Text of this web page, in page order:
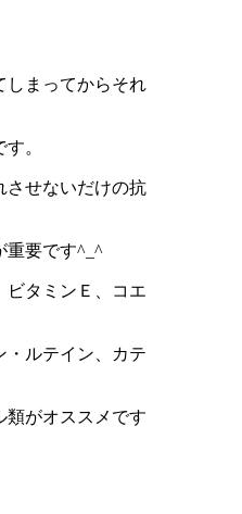
しまってからそれ
。
させないだけの抗
重要です^_^
ビタミンＥ、コエ
・ルテイン、カテ
類がオススメです